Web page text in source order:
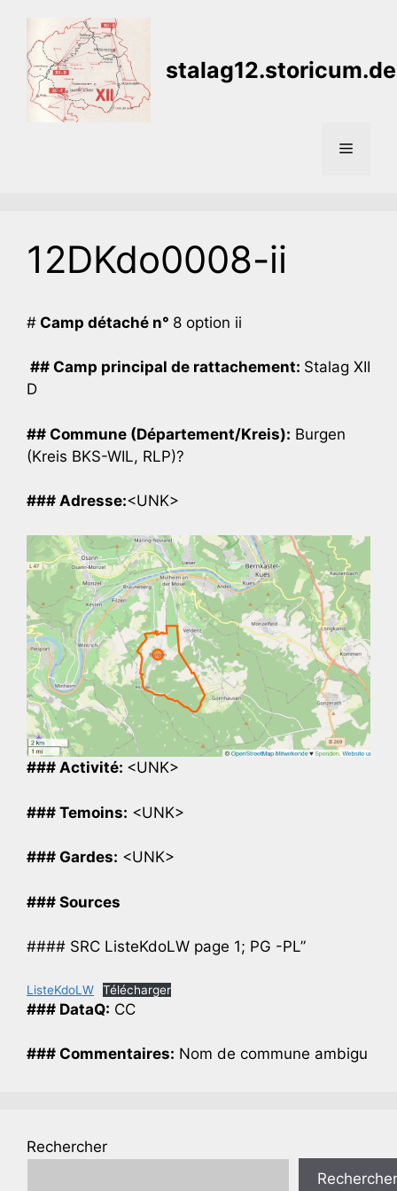
contenu
stalag12.storicum.de
Menu
12DKdo0008-ii
# Camp détaché n° 8 option ii
## Camp principal de rattachement: Stalag XII
D
## Commune (Département/Kreis): Burgen
(Kreis BKS-WIL, RLP)?
### Adresse:<UNK>
### Activité: <UNK>
### Temoins: <UNK>
### Gardes: <UNK>
### Sources
#### SRC ListeKdoLW page 1; PG -PL”
ListeKdoLW Télécharger
### DataQ: CC
### Commentaires: Nom de commune ambigu
Rechercher
Rechercher